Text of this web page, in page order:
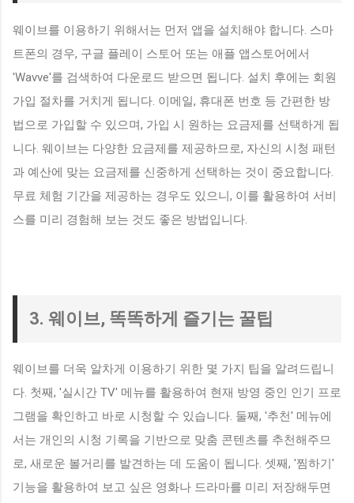
웨이브를 이용하기 위해서는 먼저 앱을 설치해야 합니다. 스마
트폰의 경우, 구글 플레이 스토어 또는 애플 앱스토어에서
'Wavve'를 검색하여 다운로드 받으면 됩니다. 설치 후에는 회원
가입 절차를 거치게 됩니다. 이메일, 휴대폰 번호 등 간편한 방
법으로 가입할 수 있으며, 가입 시 원하는 요금제를 선택하게 됩
니다. 웨이브는 다양한 요금제를 제공하므로, 자신의 시청 패턴
과 예산에 맞는 요금제를 신중하게 선택하는 것이 중요합니다.
무료 체험 기간을 제공하는 경우도 있으니, 이를 활용하여 서비
스를 미리 경험해 보는 것도 좋은 방법입니다.
3. 웨이브, 똑똑하게 즐기는 꿀팁
웨이브를 더욱 알차게 이용하기 위한 몇 가지 팁을 알려드립니
다. 첫째, '실시간 TV' 메뉴를 활용하여 현재 방영 중인 인기 프로
그램을 확인하고 바로 시청할 수 있습니다. 둘째, '추천' 메뉴에
서는 개인의 시청 기록을 기반으로 맞춤 콘텐츠를 추천해주므
로, 새로운 볼거리를 발견하는 데 도움이 됩니다. 셋째, '찜하기'
기능을 활용하여 보고 싶은 영화나 드라마를 미리 저장해두면